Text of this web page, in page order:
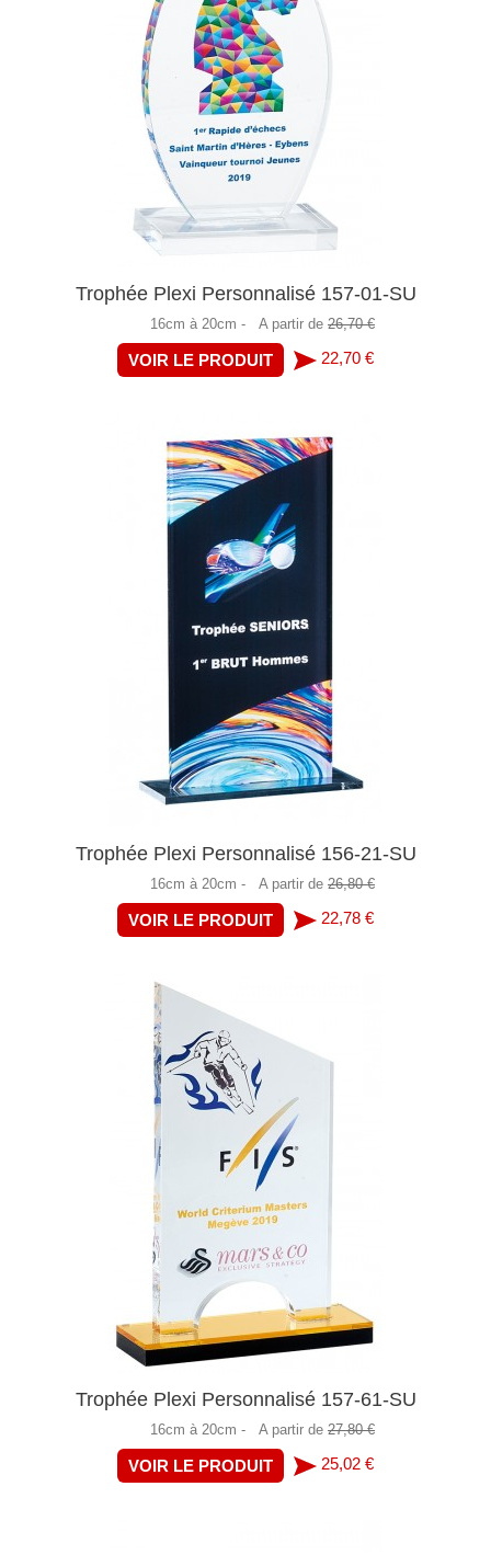
Trophée Plexi Personnalisé 157-01-SU
16cm à 20cm - A partir de 26,70 €
VOIR LE PRODUIT 22,70 €
Trophée Plexi Personnalisé 156-21-SU
16cm à 20cm - A partir de 26,80 €
VOIR LE PRODUIT 22,78 €
Trophée Plexi Personnalisé 157-61-SU
16cm à 20cm - A partir de 27,80 €
VOIR LE PRODUIT 25,02 €